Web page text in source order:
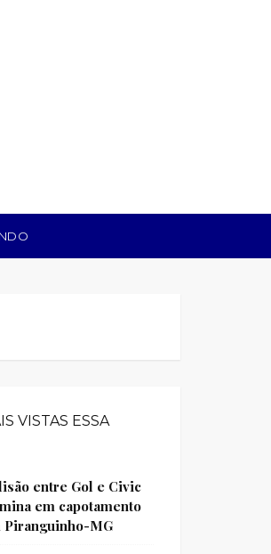
VISTAS ESSA
entre Gol e Civic
em capotamento
Piranguinho-MG